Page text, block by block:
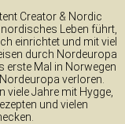
Creator & Nordic
Leben führt,
einrichtet und mit viel
durch Nordeuropa
erste Mal in Norwegen
verloren.
viele Jahre mit Hygge,
und vielen